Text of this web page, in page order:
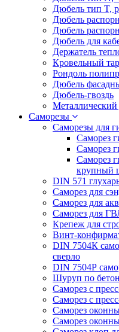
Дюбель тип T,
Дюбель
Дюбель
Дюбель для
Держатель
Кровельный
Рондоль
Дюбель
Дюбель-гвоздь
Металлический
Саморезы
Саморезы для
Саморез
Саморез
Саморез
крупный
DIN 571
Саморез для
Саморез для
Саморез для
Крепеж для
Винт-
DIN 7504К
сверло
DIN 7504Р
Шуруп по
Саморез с
Саморез с
Саморез
Саморез